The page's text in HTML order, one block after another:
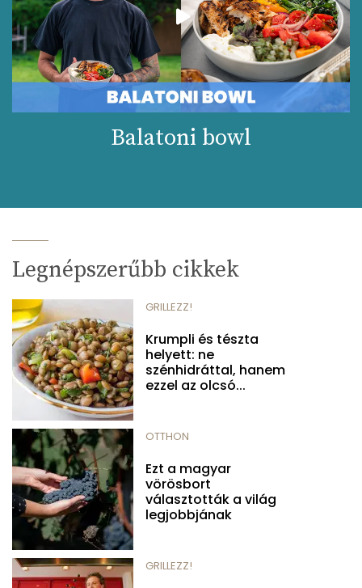
Balatoni bowl
Legnépszerűbb cikkek
GRILLEZZ!
Krumpli és tészta
helyett: ne
szénhidráttal, hanem
ezzel az olcsó...
OTTHON
Ezt a magyar
vörösbort
választották a világ
legjobbjának
GRILLEZZ!